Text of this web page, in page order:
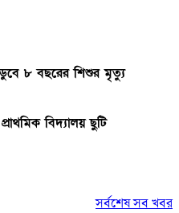
৮ বছরের শিশুর মৃত্যু
বিদ্যালয় ছুটি
সর্বশেষ সব খবর